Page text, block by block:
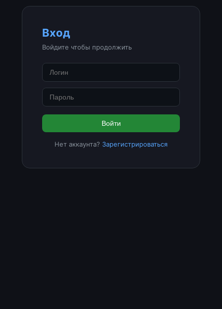
Вход
Войдите чтобы продолжить
Войти
Нет аккаунта? Зарегистрироваться